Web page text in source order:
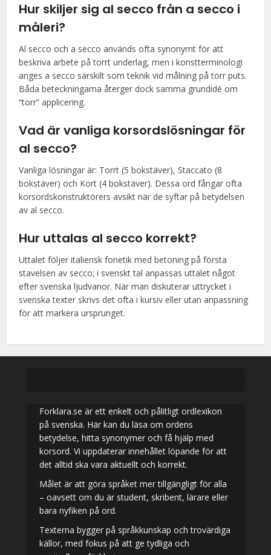
Hur skiljer sig al secco från a secco i
måleri?
Al secco och a secco används ofta synonymt för att
beskriva arbete på torrt underlag, men i konstterminologi
anges a secco särskilt som teknik vid målning på torr puts.
Båda beteckningarna återger dock samma grundidé om
“torr” applicering.
Vad är vanliga korsordslösningar för
al secco?
Vanliga lösningar är: Torrt (5 bokstäver), Staccato (8
bokstäver) och Kort (4 bokstäver). Dessa ord fångar ofta
korsordskonstruktörers avsikt när de syftar på betydelsen
av al secco.
Hur uttalas al secco korrekt?
Uttalet följer italiensk fonetik med betoning på första
stavelsen av secco; i svenskt tal anpassas uttalet något
efter svenska ljudvanor. När man diskuterar uttrycket i
svenska texter skrivs det ofta i kursiv eller utan anpassning
för att markera ursprunget.
Forklara.se är ett enkelt och pålitligt ordlexikon
på svenska. Här kan du läsa om ordens
betydelse, hitta synonymer och få hjälp med
korsord. Vi uppdaterar innehållet löpande för att
det alltid ska vara aktuellt och korrekt.
Målet är att göra språket mer tillgängligt för alla
– oavsett om du är student, skribent, lärare eller
bara nyfiken på ord.
Texterna bygger på språkkunskap och trovärdiga
källor, med fokus på att ge tydliga och